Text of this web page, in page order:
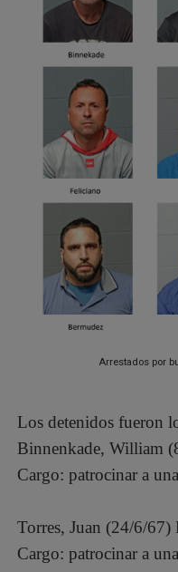
Arrestados por
Los detenidos fueron
Binnenkade, William
Cargo: patrocinar a
Torres, Juan (24/6/
Cargo: patrocinar a